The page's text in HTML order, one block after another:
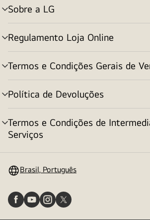
Sobre a LG
alternar
menu
Regulamento Loja Online
alternar
menu
Termos e Condições Gerais de
alternar
menu
Política de Devoluções
alternar
menu
Termos e Condições de
Serviços
alternar
Brasil, Português